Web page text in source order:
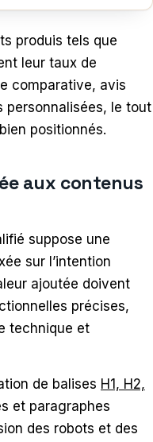
produis tels que
leur taux de
comparative, avis
personnalisées, le tout
positionnés.
aux contenus
suppose une
sur l’intention
ajoutée doivent
précises,
technique et
de balises H1, H2,
et paragraphes
des robots et des